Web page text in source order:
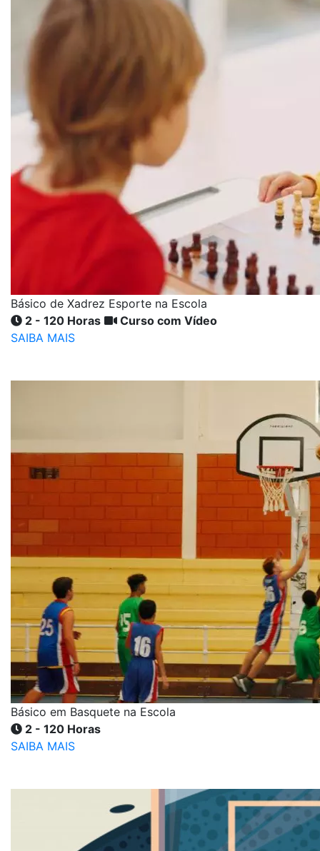
Básico de Xadrez Esporte na Escola
2 - 120 Horas
Curso com Vídeo
SAIBA MAIS
Básico em Basquete na Escola
2 - 120 Horas
SAIBA MAIS